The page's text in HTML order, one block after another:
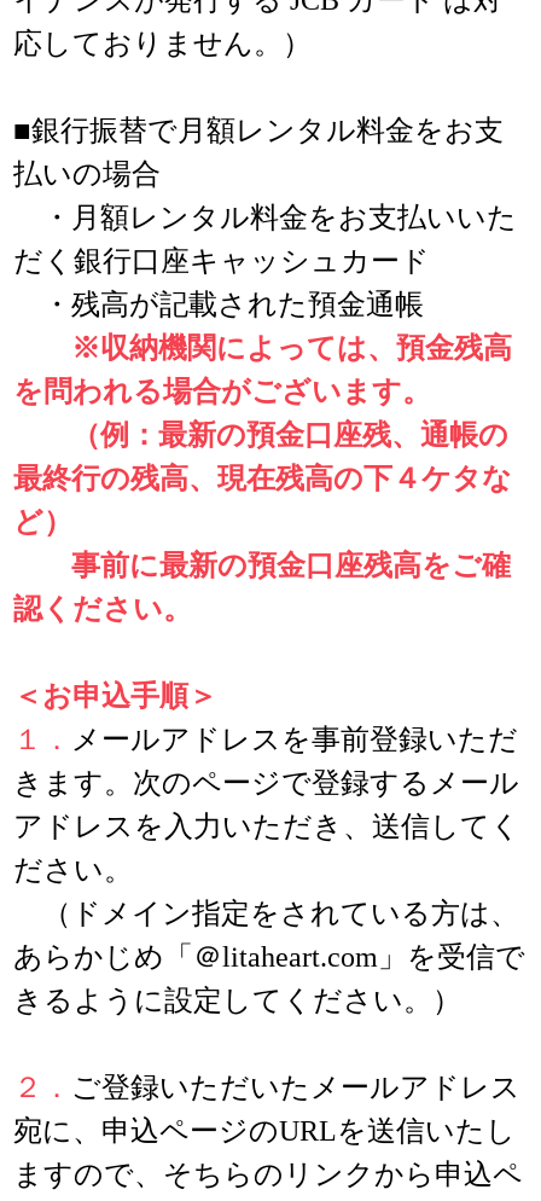
応しておりません。）
■銀行振替で月額レンタル料金をお支
払いの場合
・月額レンタル料金をお支払いいた
だく銀行口座キャッシュカード
・残高が記載された預金通帳
※収納機関によっては、預金残高
を問われる場合がございます。
（例：最新の預金口座残、通帳の
最終行の残高、現在残高の下４ケタな
ど）
事前に最新の預金口座残高をご確
認ください。
＜お申込手順＞
１． メールアドレスを事前登録いただ
きます。次のページで登録するメール
アドレスを入力いただき、送信してく
ださい。
（ドメイン指定をされている方は、
あらかじめ「＠litaheart.com」を受信で
きるように設定してください。）
２． ご登録いただいたメールアドレス
宛に、申込ページのURLを送信いたし
ますので、そちらのリンクから申込ペ